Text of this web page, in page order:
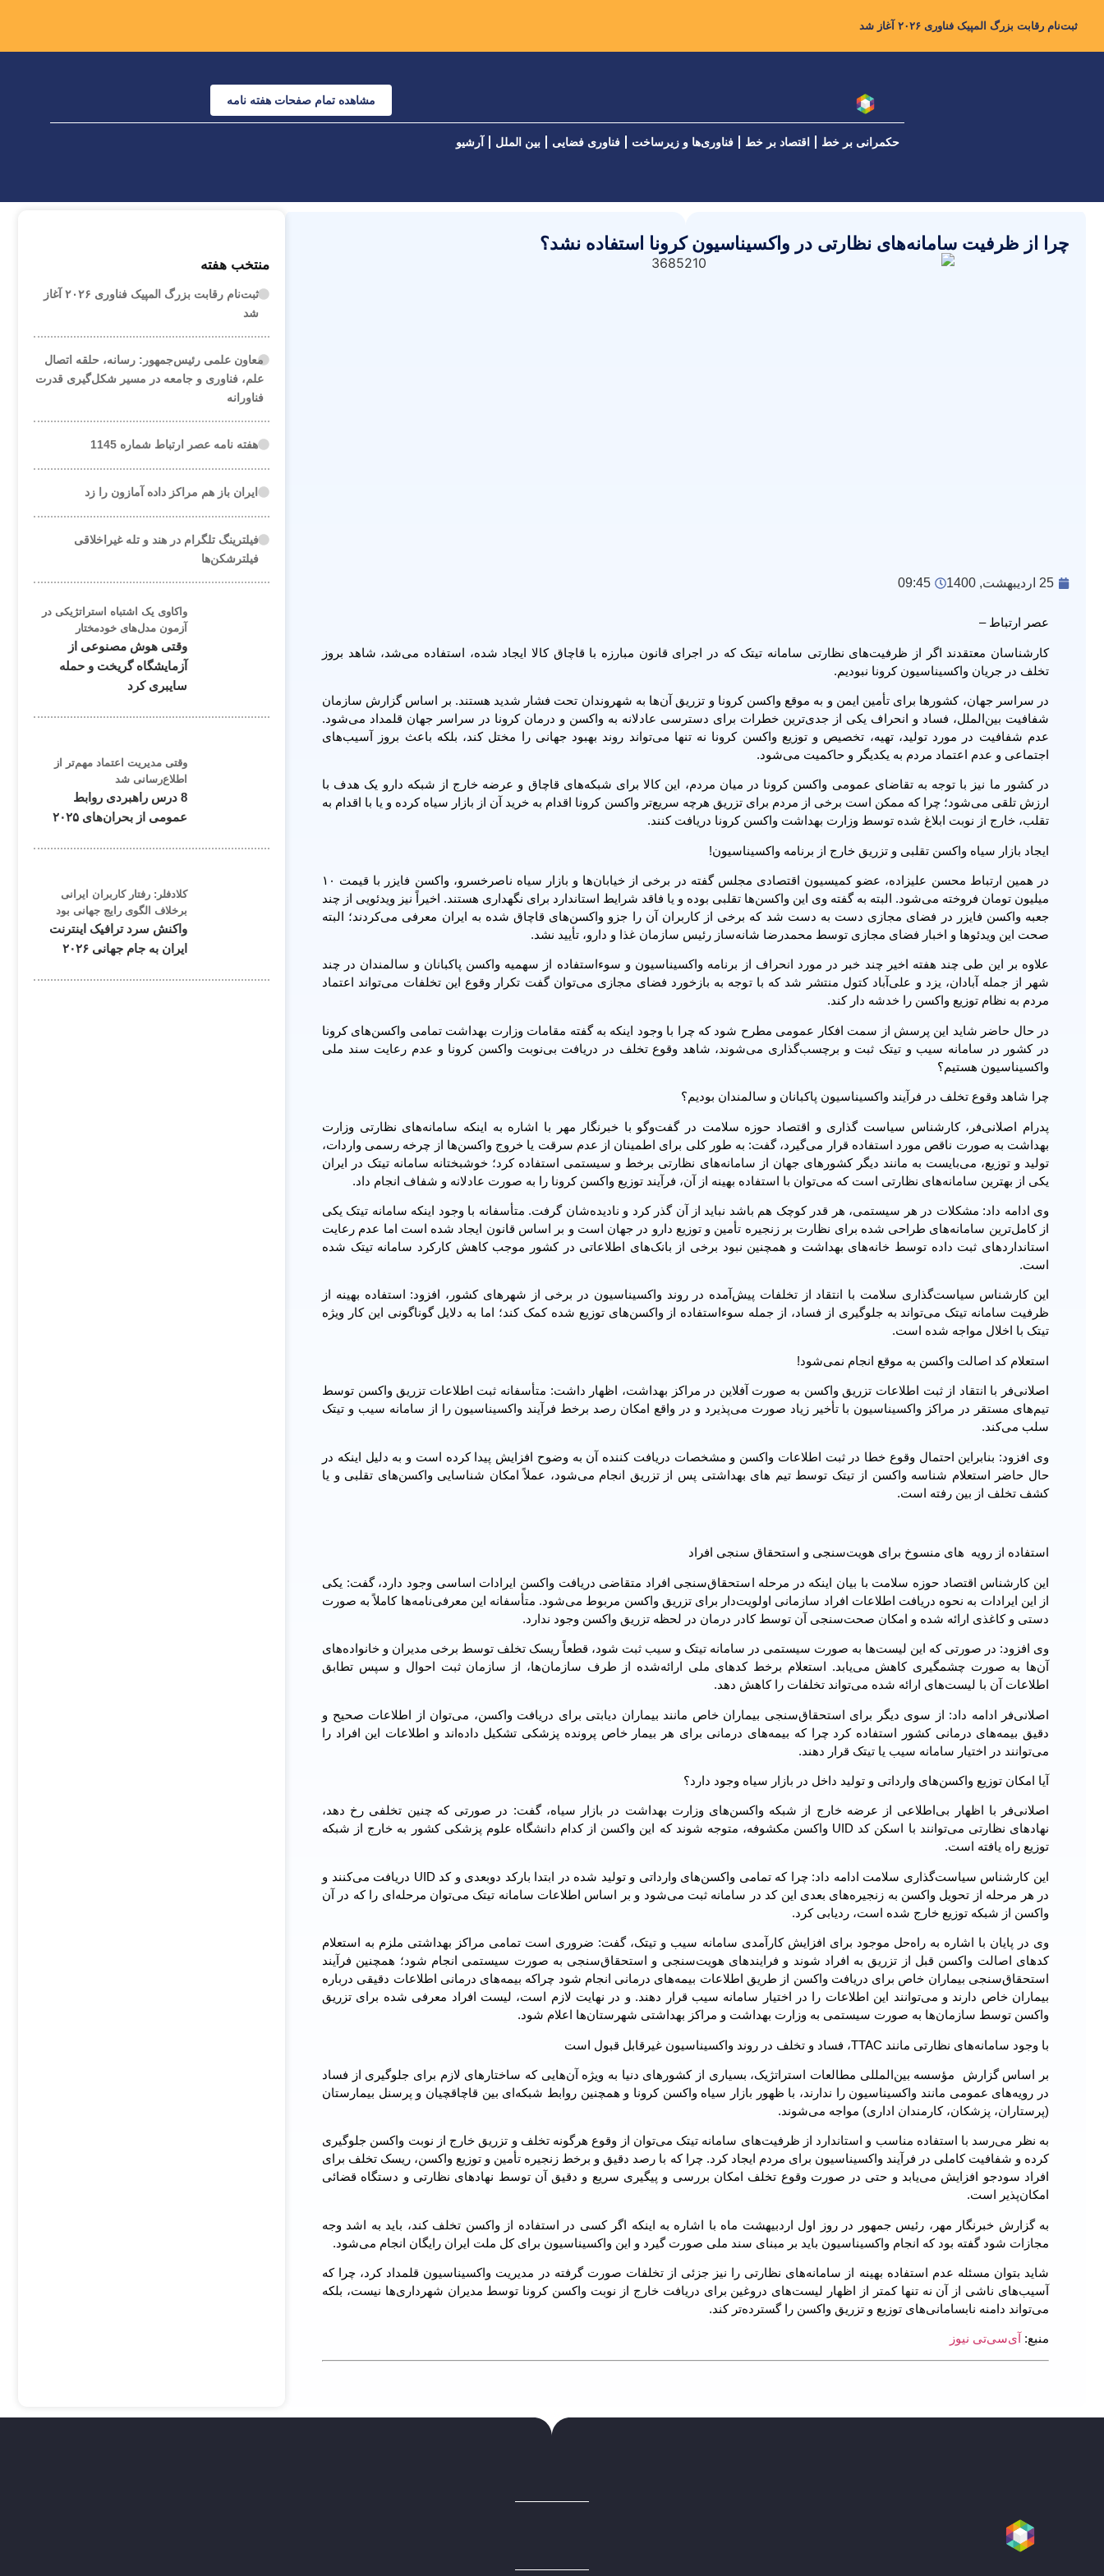
ثبت‌نام رقابت بزرگ المپیک فناوری ۲۰۲۶ آغاز شد
مشاهده تمام صفحات هفته نامه
حکمرانی بر خط اقتصاد بر خط فناوری‌ها و زیرساخت فناوری فضایی بین الملل آرشیو
چرا از ظرفیت سامانه‌های نظارتی در واکسیناسیون کرونا استفاده نشد؟
25 اردیبهشت, 1400 09:45
عصر ارتباط –
کارشناسان معتقدند اگر از ظرفیت‌های نظارتی سامانه تیتک که در اجرای قانون مبارزه با قاچاق کالا ایجاد شده، استفاده می‌شد، شاهد بروز
تخلف در جریان واکسیناسیون کرونا نبودیم.
در سراسر جهان، کشورها برای تأمین ایمن و به موقع واکسن کرونا و تزریق آن‌ها به شهروندان تحت فشار شدید هستند. بر اساس گزارش سازمان
شفافیت بین‌الملل، فساد و انحراف یکی از جدی‌ترین خطرات برای دسترسی عادلانه به واکسن و درمان کرونا در سراسر جهان قلمداد می‌شود.
عدم شفافیت در مورد تولید، تهیه، تخصیص و توزیع واکسن کرونا نه تنها می‌تواند روند بهبود جهانی را مختل کند، بلکه باعث بروز آسیب‌های
اجتماعی و عدم اعتماد مردم به یکدیگر و حاکمیت می‌شود.
در کشور ما نیز با توجه به تقاضای عمومی واکسن کرونا در میان مردم، این کالا برای شبکه‌های قاچاق و عرضه خارج از شبکه دارو یک هدف با
ارزش تلقی می‌شود؛ چرا که ممکن است برخی از مردم برای تزریق هرچه سریع‌تر واکسن کرونا اقدام به خرید آن از بازار سیاه کرده و یا با اقدام به
تقلب، خارج از نوبت ابلاغ شده توسط وزارت بهداشت واکسن کرونا دریافت کنند.
ایجاد بازار سیاه واکسن تقلبی و تزریق خارج از برنامه واکسیناسیون!
در همین ارتباط محسن علیزاده، عضو کمیسیون اقتصادی مجلس گفته در برخی از خیابان‌ها و بازار سیاه ناصرخسرو، واکسن فایزر با قیمت ۱۰
میلیون تومان فروخته می‌شود. البته به گفته وی این واکسن‌ها تقلبی بوده و یا فاقد شرایط استاندارد برای نگهداری هستند. اخیراً نیز ویدئویی از چند
جعبه واکسن فایزر در فضای مجازی دست به دست شد که برخی از کاربران آن را جزو واکسن‌های قاچاق شده به ایران معرفی می‌کردند؛ البته
صحت این ویدئو‎‌ها و اخبار فضای مجازی توسط محمدرضا شانه‌ساز رئیس سازمان غذا و دارو، تأیید نشد.
علاوه بر این طی چند هفته اخیر چند خبر در مورد انحراف از برنامه واکسیناسیون و سوءاستفاده از سهمیه واکسن پاکبانان و سالمندان در چند
شهر از جمله آبادان، یزد و علی‌آباد کتول منتشر شد که با توجه به بازخورد فضای مجازی می‌توان گفت تکرار وقوع این تخلفات می‌تواند اعتماد
مردم به نظام توزیع واکسن را خدشه دار کند.
در حال حاضر شاید این پرسش از سمت افکار عمومی مطرح شود که چرا با وجود اینکه به گفته مقامات وزارت بهداشت تمامی واکسن‌های کرونا
در کشور در سامانه سیب و تیتک ثبت و برچسب‌گذاری می‌شوند، شاهد وقوع تخلف در دریافت بی‌نوبت واکسن کرونا و عدم رعایت سند ملی
واکسیناسیون هستیم؟
چرا شاهد وقوع تخلف در فرآیند واکسیناسیون پاکبانان و سالمندان بودیم؟
پدرام اصلانی‌فر، کارشناس سیاست گذاری و اقتصاد حوزه سلامت در گفت‌وگو با خبرنگار مهر با اشاره به اینکه سامانه‌های نظارتی وزارت
بهداشت به صورت ناقص مورد استفاده قرار می‌گیرد، گفت: به طور کلی برای اطمینان از عدم سرقت یا خروج واکسن‌ها از چرخه رسمی واردات،
تولید و توزیع، می‌بایست به مانند دیگر کشورهای جهان از سامانه‌های نظارتی برخط و سیستمی استفاده کرد؛ خوشبختانه سامانه تیتک در ایران
یکی از بهترین سامانه‌های نظارتی است که می‌‎توان با استفاده بهینه از آن، فرآیند توزیع واکسن کرونا را به صورت عادلانه و شفاف انجام داد.
وی ادامه داد: مشکلات در هر سیستمی، هر قدر کوچک هم باشد نباید از آن گذر کرد و نادیده‌شان گرفت. متأسفانه با وجود اینکه سامانه تیتک یکی
از کامل‌ترین سامانه‌های طراحی شده برای نظارت بر زنجیره تأمین و توزیع دارو در جهان است و بر اساس قانون ایجاد شده است اما عدم رعایت
استانداردهای ثبت داده توسط خانه‌های بهداشت و همچنین نبود برخی از بانک‌های اطلاعاتی در کشور موجب کاهش کارکرد سامانه تیتک شده
است.
این کارشناس سیاست‌گذاری سلامت با انتقاد از تخلفات پیش‌آمده در روند واکسیناسیون در برخی از شهرهای کشور، افزود: استفاده بهینه از
ظرفیت سامانه تیتک می‌تواند به جلوگیری از فساد، از جمله سوءاستفاده از واکسن‌های توزیع شده کمک کند؛ اما به دلایل گوناگونی این کار ویژه
تیتک با اخلال مواجه شده است.
استعلام کد اصالت واکسن به موقع انجام نمی‌شود!
اصلانی‌فر با انتقاد از ثبت اطلاعات تزریق واکسن به صورت آفلاین در مراکز بهداشت، اظهار داشت: متأسفانه ثبت اطلاعات تزریق واکسن توسط
تیم‌های مستقر در مراکز واکسیناسیون با تأخیر زیاد صورت می‌پذیرد و در واقع امکان رصد برخط فرآیند واکسیناسیون را از سامانه سیب و تیتک
سلب می‌کند.
وی افزود: بنابراین احتمال وقوع خطا در ثبت اطلاعات واکسن و مشخصات دریافت کننده آن به وضوح افزایش پیدا کرده است و به دلیل اینکه در
حال حاضر استعلام شناسه واکسن از تیتک توسط تیم های بهداشتی پس از تزریق انجام می‌شود، عملاً امکان شناسایی واکسن‌های تقلبی و یا
کشف تخلف از بین رفته است.
استفاده از رویه ‎‌ های منسوخ برای هویت‌سنجی و استحقاق سنجی افراد
این کارشناس اقتصاد حوزه سلامت با بیان اینکه در مرحله استحقاق‌سنجی افراد متقاضی دریافت واکسن ایرادات اساسی وجود دارد، گفت: یکی
از این ایرادات به نحوه دریافت اطلاعات افراد سازمانی اولویت‌دار برای تزریق واکسن مربوط می‌شود. متأسفانه این معرفی‌‎نامه‎‌ها کاملاً به صورت
دستی و کاغذی ارائه شده و امکان صحت‌سنجی آن توسط کادر درمان در لحظه تزریق واکسن وجود ندارد.
وی افزود: در صورتی که این لیست‌ها به صورت سیستمی در سامانه تیتک و سیب ثبت شود، قطعاً ریسک تخلف توسط برخی مدیران و خانواده‌های
آن‌ها به صورت چشم‎گیری کاهش می‌یابد. استعلام برخط کدهای ملی ارائه‌شده از طرف سازمان‌ها، از سازمان ثبت احوال و سپس تطابق
اطلاعات آن با لیست‌های ارائه شده می‌تواند تخلفات را کاهش دهد.
اصلانی‌فر ادامه داد: از سوی دیگر برای استحقاق‌سنجی بیماران خاص مانند بیماران دیابتی برای دریافت واکسن، می‌توان از اطلاعات صحیح و
دقیق بیمه‌های درمانی کشور استفاده کرد چرا که بیمه‌های درمانی برای هر بیمار خاص پرونده پزشکی تشکیل داده‌اند و اطلاعات این افراد را
می‌توانند در اختیار سامانه سیب یا تیتک قرار دهند.
آیا امکان توزیع واکسن‌های وارداتی و تولید داخل در بازار سیاه وجود دارد؟
اصلانی‌فر با اظهار بی‌اطلاعی از عرضه خارج از شبکه واکسن‌های وزارت بهداشت در بازار سیاه، گفت: در صورتی که چنین تخلفی رخ دهد،
نهادهای نظارتی می‌توانند با اسکن کد UID واکسن مکشوفه، متوجه شوند که این واکسن از کدام دانشگاه علوم پزشکی کشور به خارج از شبکه
توزیع راه یافته است.
این کارشناس سیاست‌گذاری سلامت ادامه داد: چرا که تمامی واکسن‌های وارداتی و تولید شده در ابتدا بارکد دوبعدی و کد UID دریافت می‌کنند و
در هر مرحله از تحویل واکسن به زنجیره‌های بعدی این کد در سامانه ثبت می‌شود و بر اساس اطلاعات سامانه تیتک می‌توان مرحله‌ای را که در آن
واکسن از شبکه توزیع خارج شده است، ردیابی کرد.
وی در پایان با اشاره به راه‌‎حل موجود برای افزایش کارآمدی سامانه سیب و تیتک، گفت: ضروری است تمامی مراکز بهداشتی ملزم به استعلام
کدهای اصالت واکسن قبل از تزریق به افراد شوند و فرایندهای هویت‌سنجی و استحقاق‌سنجی به صورت سیستمی انجام شود؛ همچنین فرآیند
استحقاق‌سنجی بیماران خاص برای دریافت واکسن از طریق اطلاعات بیمه‌های درمانی انجام شود چراکه بیمه‌های درمانی اطلاعات دقیقی درباره
بیماران خاص دارند و می‌توانند این اطلاعات را در اختیار سامانه سیب قرار دهند. و در نهایت لازم است، لیست افراد معرفی شده برای تزریق
واکسن توسط سازمان‌ها به صورت سیستمی به وزارت بهداشت و مراکز بهداشتی شهرستان‌ها اعلام شود.
با وجود سامانه‌های نظارتی مانند TTAC، فساد و تخلف در روند واکسیناسیون غیرقابل قبول است
بر اساس گزارش ‎ مؤسسه بین‌المللی مطالعات استراتژیک، بسیاری از کشورهای دنیا به ویژه‌‎ آن‌هایی که ساختارهای لازم برای جلوگیری از فساد
در رویه‌های عمومی مانند واکسیناسیون را ندارند، با ظهور بازار سیاه واکسن کرونا و همچنین روابط شبکه‌ای بین قاچاقچیان و پرسنل بیمارستان
(پرستاران، پزشکان، کارمندان اداری) مواجه می‌شوند.
به نظر می‌رسد با استفاده مناسب و استاندارد از ظرفیت‌های سامانه تیتک می‌توان از وقوع هرگونه تخلف و تزریق خارج از نوبت واکسن جلوگیری
کرده و شفافیت کاملی در فرآیند واکسیناسیون برای مردم ایجاد کرد. چرا که با رصد دقیق و برخط زنجیره تأمین و توزیع واکسن، ریسک تخلف برای
افراد سودجو افزایش می‌یابد و حتی در صورت وقوع تخلف امکان بررسی و پیگیری سریع و دقیق آن توسط نهادهای نظارتی و دستگاه قضائی
امکان‌پذیر است.
به گزارش خبرنگار مهر، رئیس جمهور در روز اول اردبیهشت ماه با اشاره به اینکه اگر کسی در استفاده از واکسن تخلف کند، باید به اشد وجه
مجازات شود گفته بود که انجام واکسیناسیون باید بر مبنای سند ملی صورت گیرد و این واکسیناسیون برای کل ملت ایران رایگان انجام می‌شود.
شاید بتوان مسئله عدم استفاده بهینه از سامانه‌های نظارتی را نیز جزئی از تخلفات صورت گرفته در مدیریت واکسیناسیون قلمداد کرد، چرا که
آسیب‌های ناشی از آن نه تنها کمتر از اظهار لیست‌های دروغین برای دریافت خارج از نوبت واکسن کرونا توسط مدیران شهرداری‌ها نیست، بلکه
می‌تواند دامنه نابسامانی‌های توزیع و تزریق واکسن را گسترده‌تر کند.
منبع: آی‌سی‌تی نیوز
منتخب هفته
ثبت‌نام رقابت بزرگ المپیک فناوری ۲۰۲۶ آغاز
شد
معاون علمی رئیس‌جمهور: رسانه، حلقه اتصال
علم، فناوری و جامعه در مسیر شکل‌گیری قدرت
فناورانه
هفته نامه عصر ارتباط شماره 1145
ایران باز هم مراکز داده آمازون را زد
فیلترینگ تلگرام در هند و تله غیراخلاقی
فیلترشکن‌ها
واکاوی یک اشتباه استراتژیکی در
آزمون مدل‌های خودمختار
وقتی هوش مصنوعی از
آزمایشگاه گریخت و حمله
سایبری کرد
وقتی مدیریت اعتماد مهم‌تر از
اطلاع‌رسانی شد
8 درس راهبردی روابط
عمومی از بحران‌های ۲۰۲۵
کلادفلر: رفتار کاربران ایرانی
برخلاف الگوی رایج جهانی بود
واکنش سرد ترافیک اینترنت
ایران به جام جهانی ۲۰۲۶